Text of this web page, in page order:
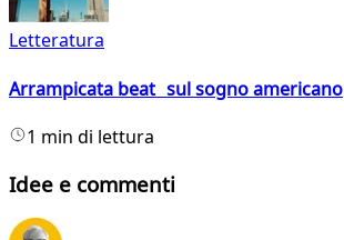
Letteratura
Arrampicata beat sul sogno americano
1 min di lettura
Idee e commenti